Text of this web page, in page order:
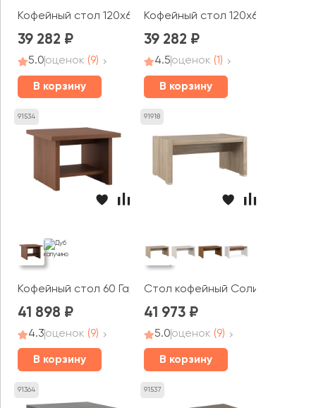
Кофейный стол 120x60x50 Берн / Bern
39 282
5.0оценок (9)
В корзину
Кофейный стол 120x60x50
39 282
4.5оценок (1)
В корзину
91534
Кофейный стол 60 Гарвард / Harvard
41 898
4.3оценок (9)
В корзину
91918
Стол кофейный Солид / Solid
41 973
5.0оценок (9)
В корзину
91364 91537